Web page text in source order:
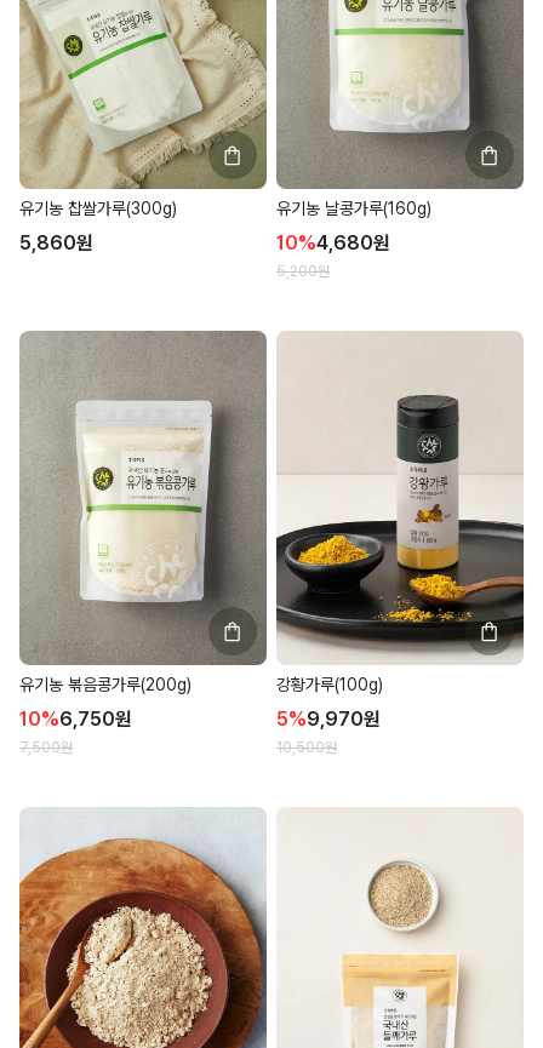
유기농 찹쌀가루(300g)
5,860원
유기농 날콩가루(160g)
10%4,680원
5,200원
유기농 볶음콩가루(200g)
10%6,750원
7,500원
강황가루(100g)
5%9,970원
10,500원